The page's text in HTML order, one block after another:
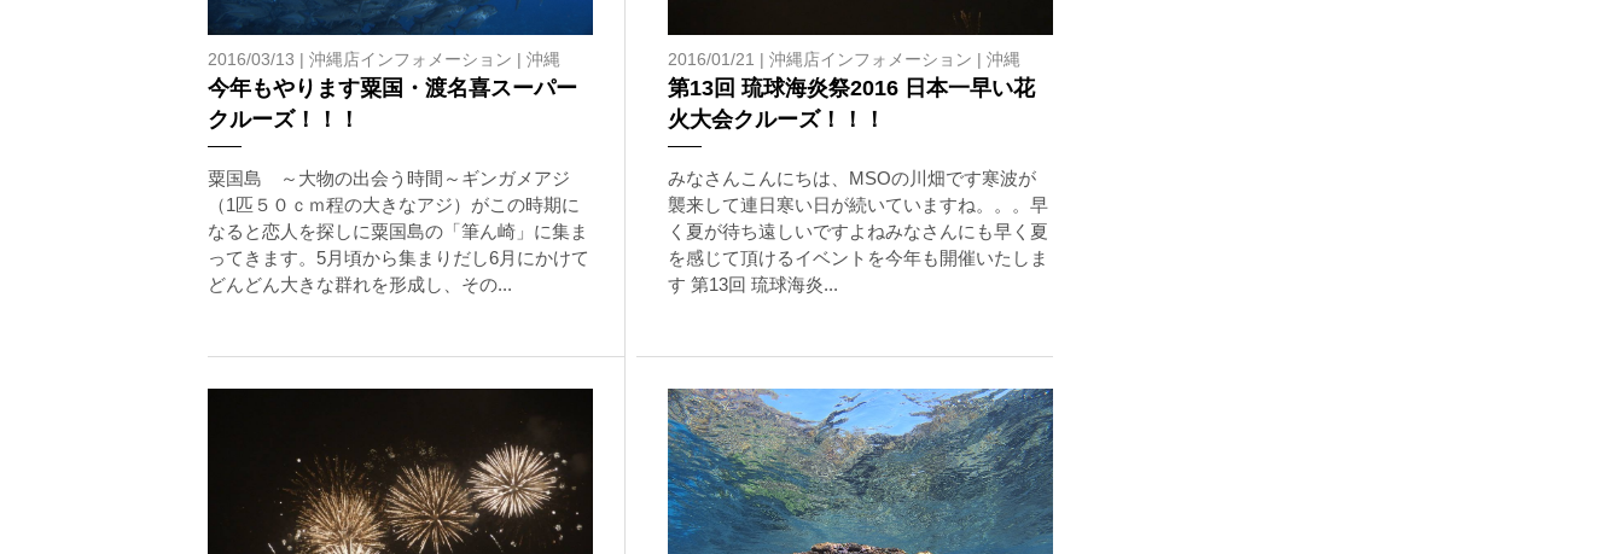
2016/03/13 | 沖縄店インフォメーション | 沖縄
今年もやります粟国・渡名喜スーパー
クルーズ！！！
粟国島 ～大物の出会う時間～ギンガメアジ
（1匹５０ｃｍ程の大きなアジ）がこの時期に
なると恋人を探しに粟国島の「筆ん崎」に集ま
ってきます。5月頃から集まりだし6月にかけて
どんどん大きな群れを形成し、その...
2016/01/21 | 沖縄店インフォメーション | 沖縄
第13回 琉球海炎祭2016 日本一早い花
火大会クルーズ！！！
みなさんこんにちは、MSOの川畑です寒波が
襲来して連日寒い日が続いていますね。。。早
く夏が待ち遠しいですよねみなさんにも早く夏
を感じて頂けるイベントを今年も開催いたしま
す 第13回 琉球海炎...